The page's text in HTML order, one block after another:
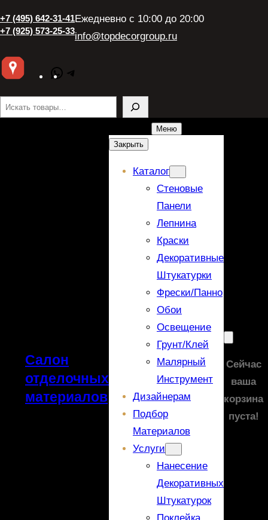
+7 (495) 642-31-41
+7 (925) 573-25-33
Ежедневно с 10:00 до 20:00
info@topdecorgroup.ru
WhatsApp
Поиск
Салон
отделочных
материалов
Меню
Закрыть
Каталог
Стеновые
Панели
Лепнина
Краски
Декоративные
Штукатурки
Фрески/панно
Обои
Освещение
Грунт/Клей
Малярный
Инструмент
Дизайнерам
Подбор
Материалов
Услуги
Нанесение
Декоративных
Штукатурок
Сейчас
ваша
корзина
пуста!